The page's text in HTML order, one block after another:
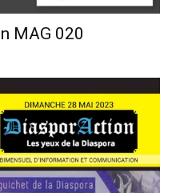
MAG 020